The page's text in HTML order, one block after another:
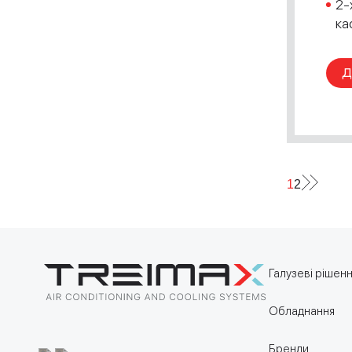
2-
12
Галузеві
Обладнання
Бренди